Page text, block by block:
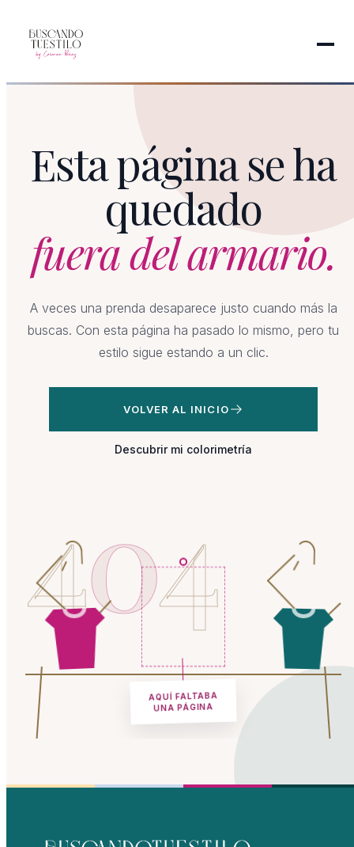
Esta página se ha
quedado
fuera del armario.
A veces una prenda desaparece justo cuando más la
buscas. Con esta página ha pasado lo mismo, pero tu
estilo sigue estando a un clic.
VOLVER AL INICIO
Descubrir mi colorimetría
404
AQUÍ FALTABA
UNA PÁGINA